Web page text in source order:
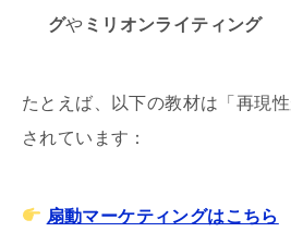
グや ミリオンライティング
たとえば、以下の教材は「再現
されています：
扇動マーケティングはこちら